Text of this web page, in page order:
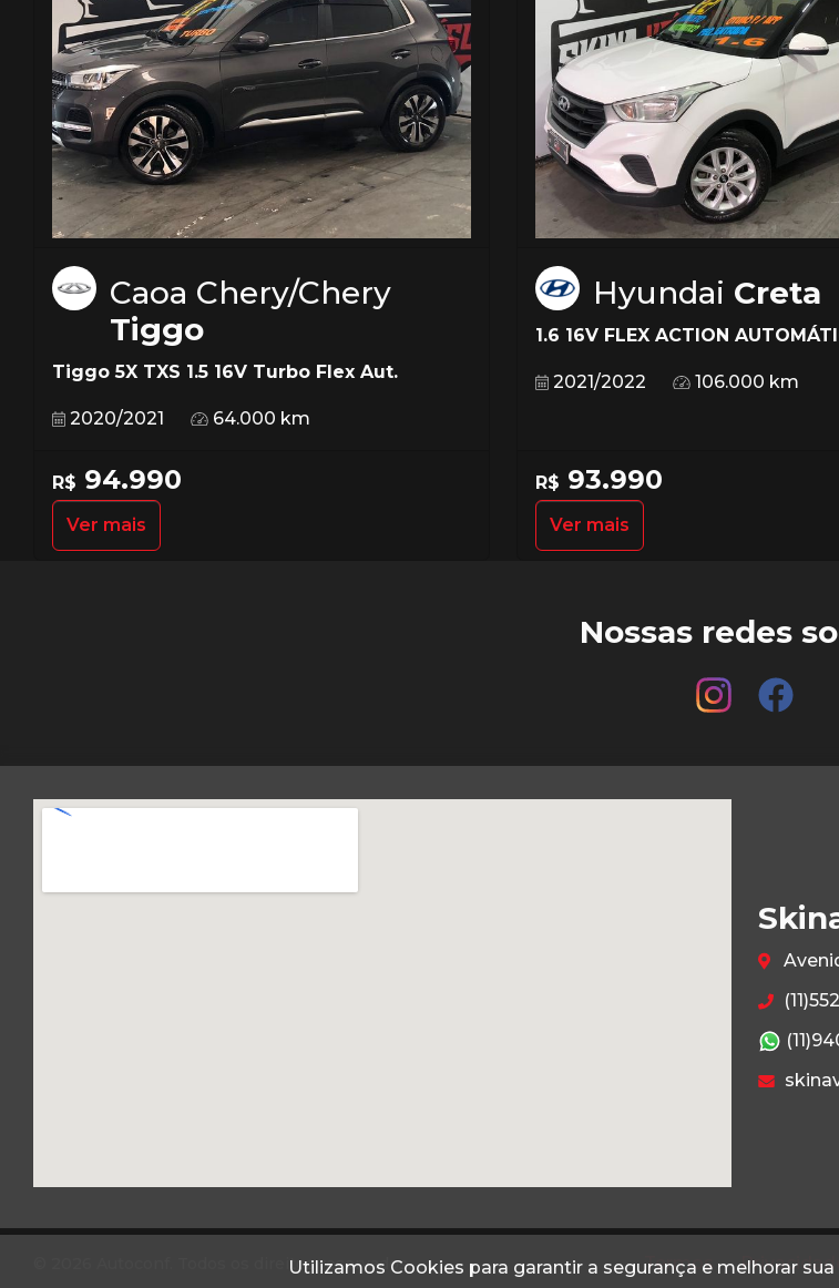
Utilizamos Cookies para garantir a segurança e melhorar
Caoa Chery/Chery
Tiggo
Tiggo 5X TXS 1.5 16V Turbo Flex Aut.
2020/2021 64.000 km
R$ 94.990
Ver mais
Hyundai Creta
1.6 16V FLEX ACTION
2021/2022 106.000 km
R$ 93.990
Ver mais
Nossas redes
© 2026 Autoconf. Todos os direitos reservados. Termos